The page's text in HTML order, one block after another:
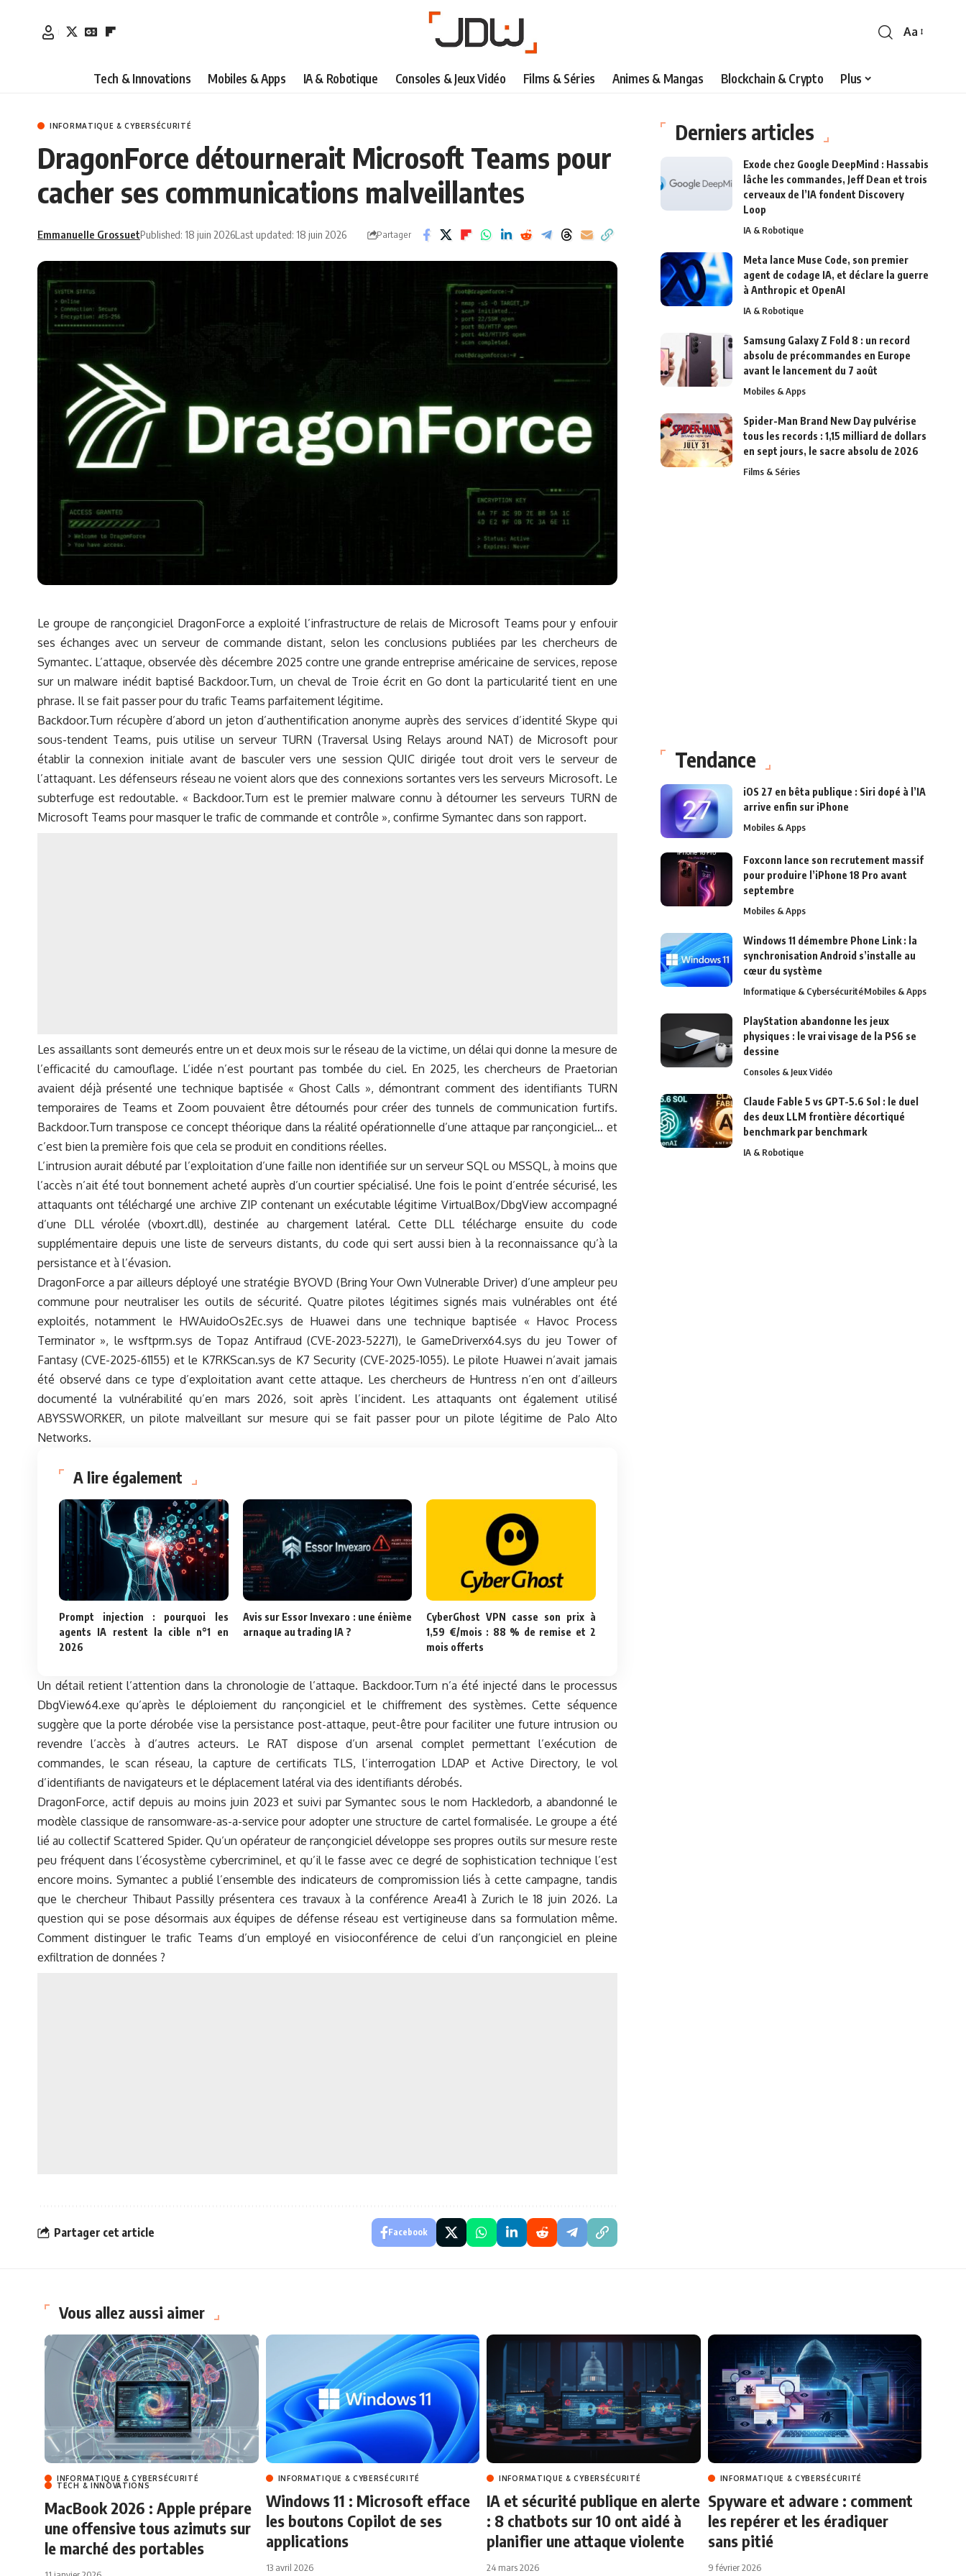
Aa
Tech & Innovations Mobiles & Apps IA & Robotique Consoles & Jeux Vidéo Films & Séries Animes & Mangas Blockchain & Crypto Plus
INFORMATIQUE & CYBERSÉCURITÉ
DragonForce détournerait Microsoft Teams pour
cacher ses communications malveillantes
Emmanuelle GrossuetPublished: 18 juin 2026Last updated: 18 juin 2026 Partager
Le groupe de rançongiciel DragonForce a exploité l’infrastructure de relais de Microsoft Teams pour y enfouir
ses échanges avec un serveur de commande distant, selon les conclusions publiées par les chercheurs de
Symantec. L’attaque, observée dès décembre 2025 contre une grande entreprise américaine de services, repose
sur un malware inédit baptisé Backdoor.Turn, un cheval de Troie écrit en Go dont la particularité tient en une
phrase. Il se fait passer pour du trafic Teams parfaitement légitime.
Backdoor.Turn récupère d’abord un jeton d’authentification anonyme auprès des services d’identité Skype qui
sous-tendent Teams, puis utilise un serveur TURN (Traversal Using Relays around NAT) de Microsoft pour
établir la connexion initiale avant de basculer vers une session QUIC dirigée tout droit vers le serveur de
l’attaquant. Les défenseurs réseau ne voient alors que des connexions sortantes vers les serveurs Microsoft. Le
subterfuge est redoutable. « Backdoor.Turn est le premier malware connu à détourner les serveurs TURN de
Microsoft Teams pour masquer le trafic de commande et contrôle », confirme Symantec dans son rapport.
Les assaillants sont demeurés entre un et deux mois sur le réseau de la victime, un délai qui donne la mesure de
l’efficacité du camouflage. L’idée n’est pourtant pas tombée du ciel. En 2025, les chercheurs de Praetorian
avaient déjà présenté une technique baptisée « Ghost Calls », démontrant comment des identifiants TURN
temporaires de Teams et Zoom pouvaient être détournés pour créer des tunnels de communication furtifs.
Backdoor.Turn transpose ce concept théorique dans la réalité opérationnelle d’une attaque par rançongiciel… et
c’est bien la première fois que cela se produit en conditions réelles.
L’intrusion aurait débuté par l’exploitation d’une faille non identifiée sur un serveur SQL ou MSSQL, à moins que
l’accès n’ait été tout bonnement acheté auprès d’un courtier spécialisé. Une fois le point d’entrée sécurisé, les
attaquants ont téléchargé une archive ZIP contenant un exécutable légitime VirtualBox/DbgView accompagné
d’une DLL vérolée (vboxrt.dll), destinée au chargement latéral. Cette DLL télécharge ensuite du code
supplémentaire depuis une liste de serveurs distants, du code qui sert aussi bien à la reconnaissance qu’à la
persistance et à l’évasion.
DragonForce a par ailleurs déployé une stratégie BYOVD (Bring Your Own Vulnerable Driver) d’une ampleur peu
commune pour neutraliser les outils de sécurité. Quatre pilotes légitimes signés mais vulnérables ont été
exploités, notamment le HWAuidoOs2Ec.sys de Huawei dans une technique baptisée « Havoc Process
Terminator », le wsftprm.sys de Topaz Antifraud (CVE-2023-52271), le GameDriverx64.sys du jeu Tower of
Fantasy (CVE-2025-61155) et le K7RKScan.sys de K7 Security (CVE-2025-1055). Le pilote Huawei n’avait jamais
été observé dans ce type d’exploitation avant cette attaque. Les chercheurs de Huntress n’en ont d’ailleurs
documenté la vulnérabilité qu’en mars 2026, soit après l’incident. Les attaquants ont également utilisé
ABYSSWORKER, un pilote malveillant sur mesure qui se fait passer pour un pilote légitime de Palo Alto
Networks.
A lire également
Prompt injection : pourquoi les
agents IA restent la cible n°1 en
2026
Avis sur Essor Invexaro : une énième
arnaque au trading IA ?
CyberGhost VPN casse son prix à
1,59 €/mois : 88 % de remise et 2
mois offerts
Un détail retient l’attention dans la chronologie de l’attaque. Backdoor.Turn n’a été injecté dans le processus
DbgView64.exe qu’après le déploiement du rançongiciel et le chiffrement des systèmes. Cette séquence
suggère que la porte dérobée vise la persistance post-attaque, peut-être pour faciliter une future intrusion ou
revendre l’accès à d’autres acteurs. Le RAT dispose d’un arsenal complet permettant l’exécution de
commandes, le scan réseau, la capture de certificats TLS, l’interrogation LDAP et Active Directory, le vol
d’identifiants de navigateurs et le déplacement latéral via des identifiants dérobés.
DragonForce, actif depuis au moins juin 2023 et suivi par Symantec sous le nom Hackledorb, a abandonné le
modèle classique de ransomware-as-a-service pour adopter une structure de cartel formalisée. Le groupe a été
lié au collectif Scattered Spider. Qu’un opérateur de rançongiciel développe ses propres outils sur mesure reste
peu fréquent dans l’écosystème cybercriminel, et qu’il le fasse avec ce degré de sophistication technique l’est
encore moins. Symantec a publié l’ensemble des indicateurs de compromission liés à cette campagne, tandis
que le chercheur Thibaut Passilly présentera ces travaux à la conférence Area41 à Zurich le 18 juin 2026. La
question qui se pose désormais aux équipes de défense réseau est vertigineuse dans sa formulation même.
Comment distinguer le trafic Teams d’un employé en visioconférence de celui d’un rançongiciel en pleine
exfiltration de données ?
Partager cet article Facebook
Derniers articles
Exode chez Google DeepMind : Hassabis
lâche les commandes, Jeff Dean et trois
cerveaux de l’IA fondent Discovery
Loop
IA & Robotique
Meta lance Muse Code, son premier
agent de codage IA, et déclare la guerre
à Anthropic et OpenAI
IA & Robotique
Samsung Galaxy Z Fold 8 : un record
absolu de précommandes en Europe
avant le lancement du 7 août
Mobiles & Apps
Spider-Man Brand New Day pulvérise
tous les records : 1,15 milliard de dollars
en sept jours, le sacre absolu de 2026
Films & Séries
Tendance
iOS 27 en bêta publique : Siri dopé à l’IA
arrive enfin sur iPhone
Mobiles & Apps
Foxconn lance son recrutement massif
pour produire l’iPhone 18 Pro avant
septembre
Mobiles & Apps
Windows 11 démembre Phone Link : la
synchronisation Android s’installe au
cœur du système
Informatique & CybersécuritéMobiles & Apps
PlayStation abandonne les jeux
physiques : le vrai visage de la PS6 se
dessine
Consoles & Jeux Vidéo
Claude Fable 5 vs GPT-5.6 Sol : le duel
des deux LLM frontière décortiqué
benchmark par benchmark
IA & Robotique
Vous allez aussi aimer
INFORMATIQUE & CYBERSÉCURITÉ
TECH & INNOVATIONS
MacBook 2026 : Apple prépare
une offensive tous azimuts sur
le marché des portables
INFORMATIQUE & CYBERSÉCURITÉ
Windows 11 : Microsoft efface
les boutons Copilot de ses
applications
13 avril 2026
INFORMATIQUE & CYBERSÉCURITÉ
IA et sécurité publique en alerte
: 8 chatbots sur 10 ont aidé à
planifier une attaque violente
24 mars 2026
INFORMATIQUE & CYBERSÉCURITÉ
Spyware et adware : comment
les repérer et les éradiquer
sans pitié
9 février 2026